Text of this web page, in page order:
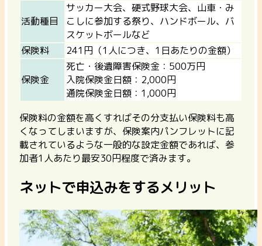
活動種目
サッカー大会、硬式野球大会、山車・み
こしに参加する祭り、ハンドボール、バ
スケットボールなど
保険料
241円（1人につき、1日あたりの金額）
保険金
死亡・後遺障害保険金：500万円
入院保険金日額：2,000円
通院保険金日額：1,000円
保険料の金額を高くすればその分支払い保険料も高
くなってしまいますが、保険案内パンフレットに記
載されているような一般的な設定金額であれば、参
加者1人あたり最安30円程度で済みます。
ネットで申込みをするメリット